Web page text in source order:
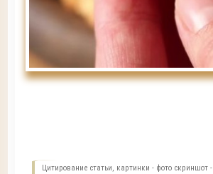
Цитирование статьи, картинки - фото скриншот -